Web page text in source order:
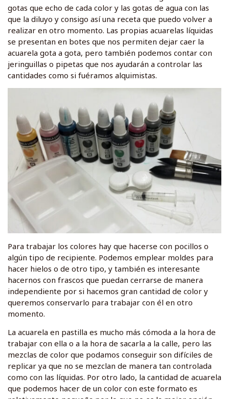
gotas que echo de cada color y las gotas de agua con las
que la diluyo y consigo así una receta que puedo volver a
realizar en otro momento. Las propias acuarelas líquidas
se presentan en botes que nos permiten dejar caer la
acuarela gota a gota, pero también podemos contar con
jeringuillas o pipetas que nos ayudarán a controlar las
cantidades como si fuéramos alquimistas.
Para trabajar los colores hay que hacerse con pocillos o
algún tipo de recipiente. Podemos emplear moldes para
hacer hielos o de otro tipo, y también es interesante
hacernos con frascos que puedan cerrarse de manera
independiente por si hacemos gran cantidad de color y
queremos conservarlo para trabajar con él en otro
momento.
La acuarela en pastilla es mucho más cómoda a la hora de
trabajar con ella o a la hora de sacarla a la calle, pero las
mezclas de color que podamos conseguir son difíciles de
replicar ya que no se mezclan de manera tan controlada
como con las líquidas. Por otro lado, la cantidad de acuarela
que podemos hacer de un color con este formato es